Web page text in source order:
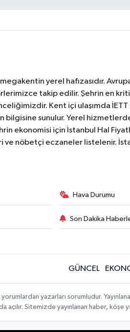
yerel hafızasıdır.
takip edilir. Şehrin en
Kent içi ulaşımda
bilgisine sunulur. Yerel
ekonomisi için İstanbul Hal
nöbetçi eczaneler listelenir.
Hava Durumu
Son Dakika
GÜNCEL
yorumlardan yazarları sorumludur.
açılır. Sitemizde yayınlanan haber,